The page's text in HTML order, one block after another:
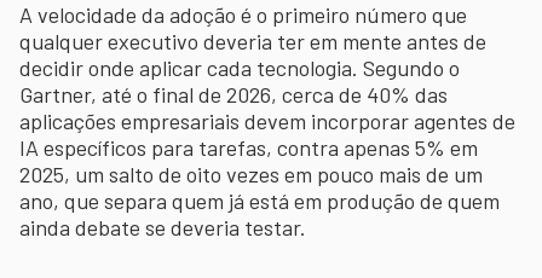
A velocidade da adoção é o primeiro número que
qualquer executivo deveria ter em mente antes de
decidir onde aplicar cada tecnologia. Segundo o
Gartner, até o final de 2026, cerca de 40% das
aplicações empresariais devem incorporar agentes de
IA específicos para tarefas, contra apenas 5% em
2025, um salto de oito vezes em pouco mais de um
ano, que separa quem já está em produção de quem
ainda debate se deveria testar.